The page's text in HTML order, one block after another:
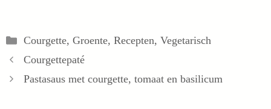
Categorieën
Courgette, Groente, Recepten, Vegetarisch
Courgettepaté
Pastasaus met courgette, tomaat en basilicum